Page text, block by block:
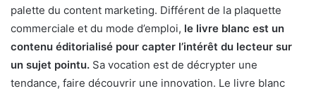
palette du content marketing. Différent de la plaquette
commerciale et du mode d’emploi, le livre blanc est un
contenu éditorialisé pour capter l’intérêt du lecteur sur
un sujet pointu. Sa vocation est de décrypter une
tendance, faire découvrir une innovation. Le livre blanc